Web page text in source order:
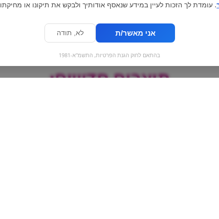
מוצרים חדשים:
. עומדת לך הזכות לעיין במידע שנאסף אודותיך ולבקש את תיקונו או
אני מאשר/ת לא, תודה
בהתאם לחוק הגנת הפרטיות, התשמ"א-1981